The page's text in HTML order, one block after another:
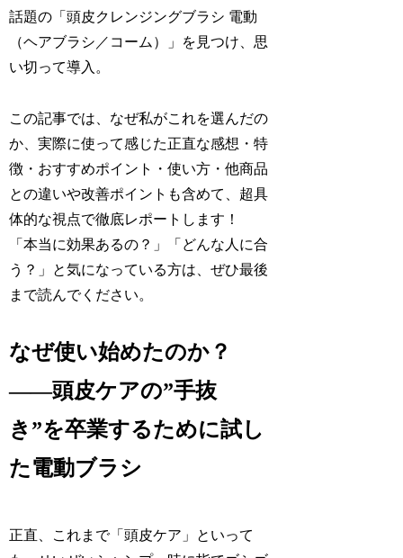
話題の「頭皮クレンジングブラシ 電動
（ヘアブラシ／コーム）」を見つけ、思
い切って導入。
この記事では、なぜ私がこれを選んだの
か、実際に使って感じた正直な感想・特
徴・おすすめポイント・使い方・他商品
との違いや改善ポイントも含めて、超具
体的な視点で徹底レポートします！
「本当に効果あるの？」「どんな人に合
う？」と気になっている方は、ぜひ最後
まで読んでください。
なぜ使い始めたのか？
——頭皮ケアの”手抜
き”を卒業するために試し
た電動ブラシ
正直、これまで「頭皮ケア」といって